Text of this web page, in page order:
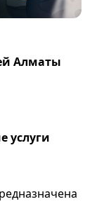
Алматы
услуги